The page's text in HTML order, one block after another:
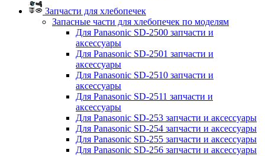
Запчасти для хлебопечек
Запасные части для хлебопечек по моделям
Для Panasonic SD-2500 запчасти и
аксессуары
Для Panasonic SD-2501 запчасти и
аксессуары
Для Panasonic SD-2510 запчасти и
аксессуары
Для Panasonic SD-2511 запчасти и
аксессуары
Для Panasonic SD-253 запчасти и аксессуары
Для Panasonic SD-254 запчасти и аксессуары
Для Panasonic SD-255 запчасти и аксессуары
Для Panasonic SD-256 запчасти и аксессуары